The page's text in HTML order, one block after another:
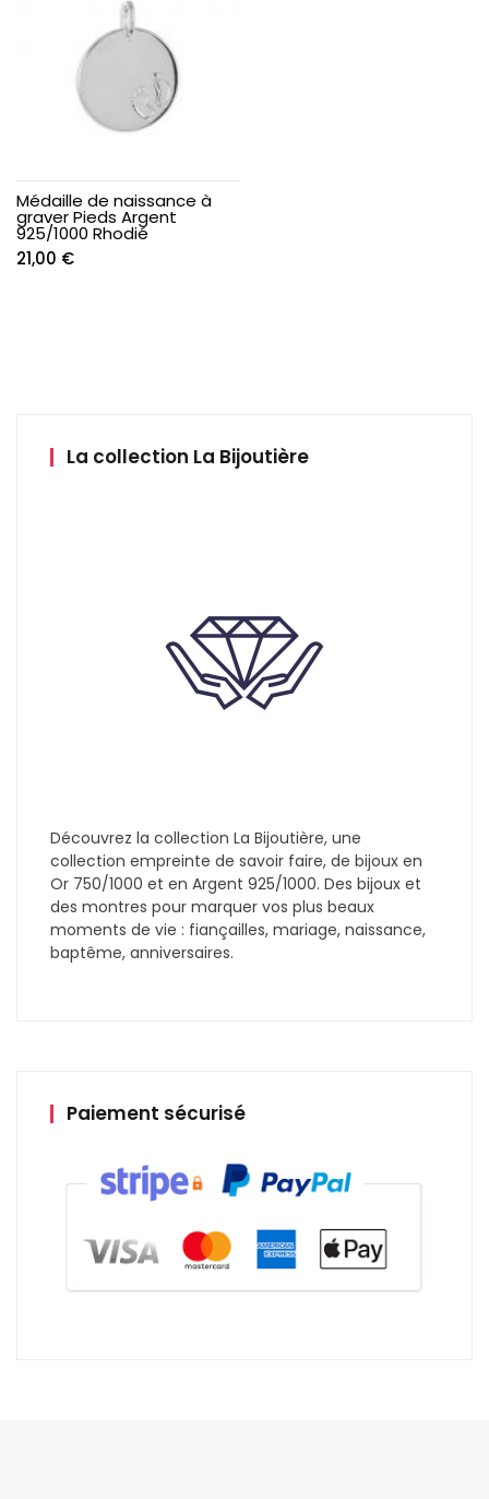
30,00 €.
Médaille de naissance à
graver Pieds Argent
925/1000 Rhodié
21,00 €
La collection La Bijoutière
Découvrez la collection La Bijoutière, une
collection empreinte de savoir faire, de bijoux en
Or 750/1000 et en Argent 925/1000. Des bijoux et
des montres pour marquer vos plus beaux
moments de vie : fiançailles, mariage, naissance,
baptême, anniversaires.
Paiement sécurisé